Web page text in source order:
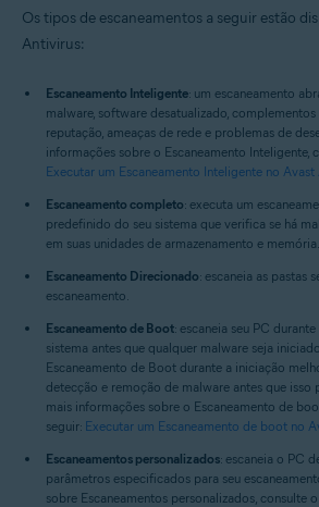
Os tipos de escaneamentos a seguir estão
Antivirus:
Escaneamento Inteligente: um escaneamento
malware, software desatualizado,
reputação, ameaças de rede e problemas de
informações sobre o Escaneamento Inteligente,
Executar um Escaneamento Inteligente no
Escaneamento completo: executa um
predefinido do seu sistema que verifica se há
em suas unidades de armazenamento e memória.
Escaneamento Direcionado: escaneia as pastas
escaneamento.
Escaneamento de Boot: escaneia seu PC
sistema antes que qualquer malware seja
Escaneamento de Boot durante a iniciação
detecção e remoção de malware antes que isso
mais informações sobre o Escaneamento de
seguir: Executar um Escaneamento de boot no
Escaneamentos personalizados: escaneia o PC
parâmetros especificados para seu
sobre Escaneamentos personalizados, consulte